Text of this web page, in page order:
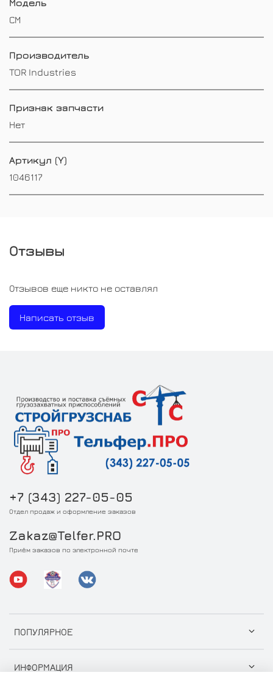
Модель
СМ
Производитель
TOR Industries
Признак запчасти
Нет
Артикул (Y)
1046117
Отзывы
Отзывов еще никто не оставлял
Написать отзыв
ПОПУЛЯРНОЕ
ИНФОРМАЦИЯ
+7 (343) 227-05-05
Отдел продаж и оформление заказов
Zakaz@Telfer.PRO
Приём заказов по электронной почте